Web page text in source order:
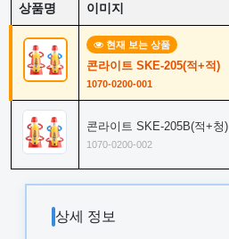
상품명 이미지
현재 보는 상품
콘라이트 SKE-205(적+적)
1070-0200-001
콘라이트 SKE-205B(적+청)
1070-0200-002
상세 정보